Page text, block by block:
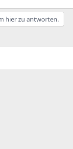
hier zu antworten.